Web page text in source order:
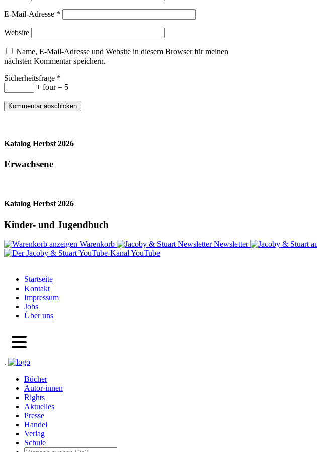
E-Mail-Adresse *
Website
Name, E-Mail-Adresse und Website in diesem Browser für meinen
nächsten Kommentar speichern.
Sicherheitsfrage *
+ four = 5
Katalog Herbst 2026
Erwachsene
Katalog Herbst 2026
Kinder- und Jugendbuch
Warenkorb Newsletter
YouTube
Startseite
Kontakt
Impressum
Jobs
Über uns
.
Bücher
Autor·innen
Rights
Aktuelles
Presse
Handel
Verlag
Schule